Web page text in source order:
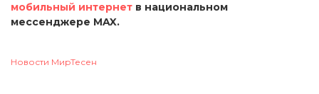
мобильный интернет в национальном
мессенджере MAX.
Новости МирТесен